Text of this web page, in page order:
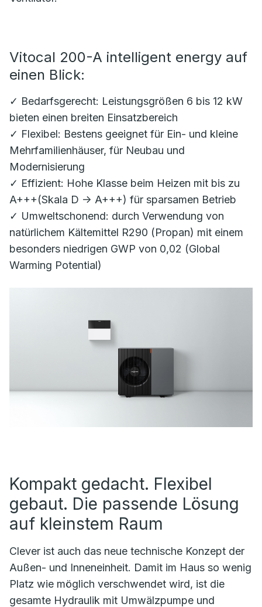
Vitocal 200-A intelligent energy auf
einen Blick:
✓ Bedarfsgerecht: Leistungsgrößen 6 bis 12 kW
bieten einen breiten Einsatzbereich
✓ Flexibel: Bestens geeignet für Ein- und kleine
Mehrfamilienhäuser, für Neubau und
Modernisierung
✓ Effizient: Hohe Klasse beim Heizen mit bis zu
A+++(Skala D -> A+++) für sparsamen Betrieb
✓ Umweltschonend: durch Verwendung von
natürlichem Kältemittel R290 (Propan) mit einem
besonders niedrigen GWP von 0,02 (Global
Warming Potential)
Kompakt gedacht. Flexibel
gebaut. Die passende Lösung
auf kleinstem Raum
Clever ist auch das neue technische Konzept der
Außen- und Inneneinheit. Damit im Haus so wenig
Platz wie möglich verschwendet wird, ist die
gesamte Hydraulik mit Umwälzpumpe und